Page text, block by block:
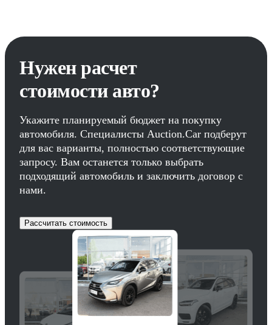
Нужен расчет
стоимости авто?
Укажите планируемый бюджет на покупку
автомобиля. Специалисты Auction.Car подберут
для вас варианты, полностью соответствующие
запросу. Вам останется только выбрать
подходящий автомобиль и заключить договор с
нами.
Рассчитать стоимость